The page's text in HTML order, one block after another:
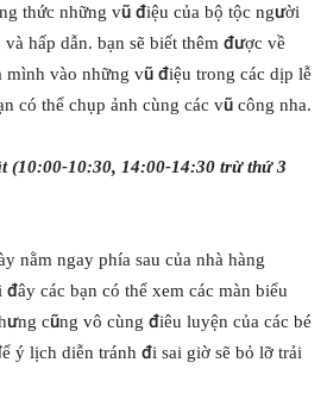
thức những vũ điệu của bộ tộc người
hấp dẫn. bạn sẽ biết thêm được về
vào những vũ điệu trong các dịp lễ
có thể chụp ảnh cùng các vũ công nha.
(10:00-10:30, 14:00-14:30 trừ thứ 3
nằm ngay phía sau của nhà hàng
các bạn có thể xem các màn biểu
cũng vô cùng điêu luyện của các bé
ý lịch diễn tránh đi sai giờ sẽ bỏ lỡ trải